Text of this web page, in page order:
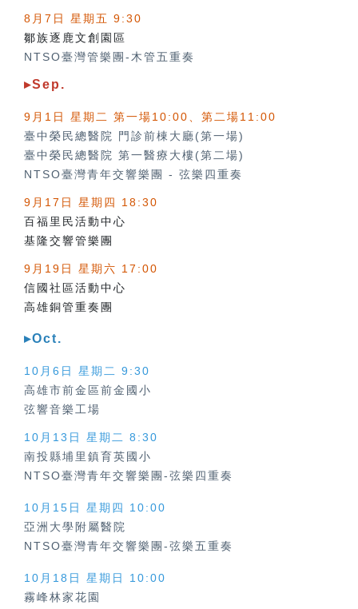
8月7日 星期五 9:30
鄒族逐鹿文創園區
NTSO臺灣管樂團-木管五重奏
▸Sep.
9月1日 星期二 第一場10:00、第二場11:00
臺中榮民總醫院 門診前棟大廳(第一場)
臺中榮民總醫院 第一醫療大樓(第二場)
NTSO臺灣青年交響樂團 - 弦樂四重奏
9月17日 星期四 18:30
百福里民活動中心
基隆交響管樂團
9月19日 星期六 17:00
信國社區活動中心
高雄銅管重奏團
▸Oct.
10月6日 星期二 9:30
高雄市前金區前金國小
弦響音樂工場
10月13日 星期二 8:30
南投縣埔里鎮育英國小
NTSO臺灣青年交響樂團-弦樂四重奏
10月15日 星期四 10:00
亞洲大學附屬醫院
NTSO臺灣青年交響樂團-弦樂五重奏
10月18日 星期日 10:00
霧峰林家花園